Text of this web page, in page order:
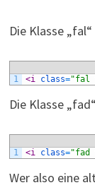
Die Klasse
1
<i class="fal
Die Klasse
1
<i class="fad
Wer also eine